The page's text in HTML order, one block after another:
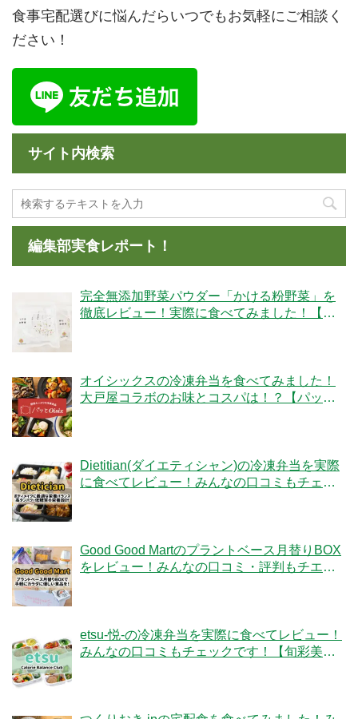
食事宅配選びに悩んだらいつでもお気軽にご相談く
ださい！
サイト内検索
編集部実食レポート！
完全無添加野菜パウダー「かける粉野菜」を
徹底レビュー！実際に食べてみました！【ベ
オイシックスの冷凍弁当を食べてみました！
大戸屋コラボのお味とコスパは！？【パッと
Dietitian(ダイエティシャン)の冷凍弁当を実際
に食べてレビュー！みんなの口コミもチェッ
Good Good Martのプラントベース月替りBOX
をレビュー！みんなの口コミ・評判もチエッ
etsu-悦-の冷凍弁当を実際に食べてレビュー！
みんなの口コミもチェックです！【旬彩美